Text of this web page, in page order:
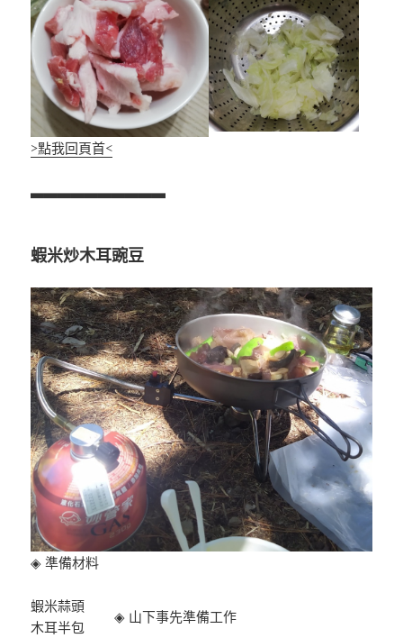
>點我回頁首<
▃▃▃▃▃▃▃▃▃▃
蝦米炒木耳豌豆
◈ 準備材料
蝦米蒜頭
木耳半包
◈ 山下事先準備工作